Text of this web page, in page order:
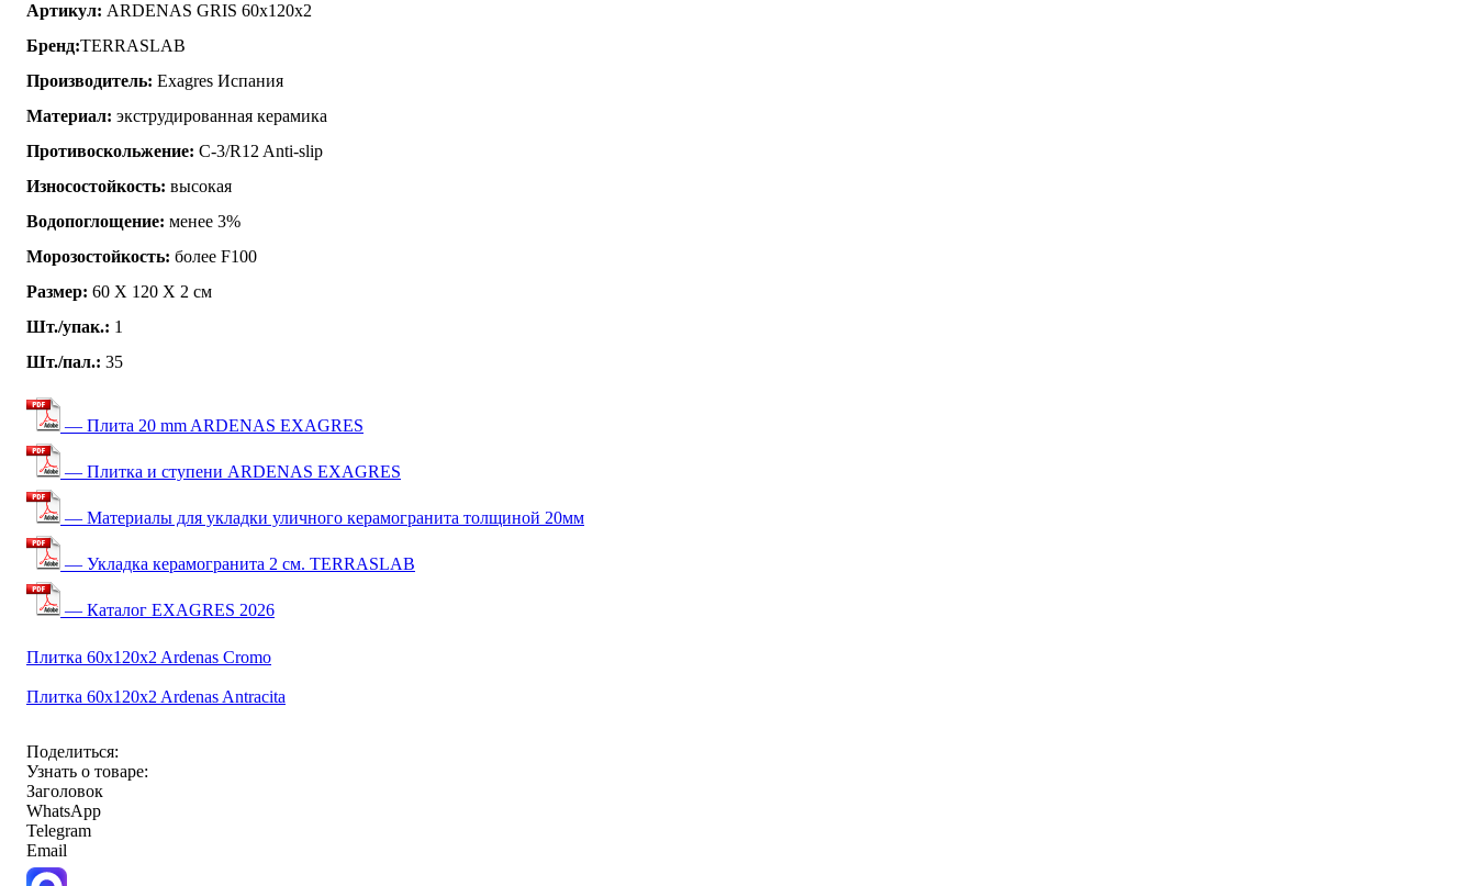
Артикул: ARDENAS GRIS 60x120x2
Бренд:TERRASLAB
Производитель: Exagres Испания
Материал: экструдированная керамика
Противоскольжение: C-3/R12 Anti-slip
Износостойкость: высокая
Водопоглощение: менее 3%
Морозостойкость: более F100
Размер: 60 Х 120 Х 2 см
Шт./упак.: 1
Шт./пал.: 35
— Плита 20 mm ARDENAS EXAGRES
— Плитка и ступени ARDENAS EXAGRES
— Материалы для укладки уличного керамогранита толщиной 20мм
— Укладка керамогранита 2 см. TERRASLAB
— Каталог EXAGRES 2026
Плитка 60x120x2 Ardenas Cromo
Плитка 60x120x2 Ardenas Antracita
Поделиться:
Узнать о товаре:
Заголовок
WhatsApp
Telegram
Email